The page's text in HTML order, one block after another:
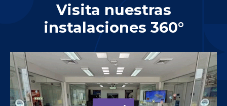
Visita nuestras
instalaciones 360°